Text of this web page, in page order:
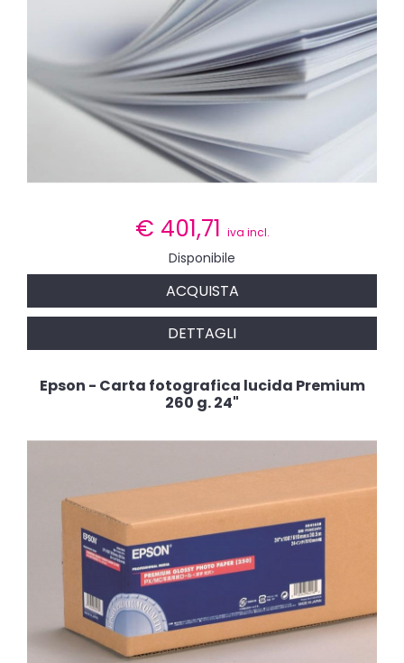
€ 401,71 iva incl.
Disponibile
ACQUISTA
DETTAGLI
Epson - Carta fotografica lucida Premium
260 g. 24"